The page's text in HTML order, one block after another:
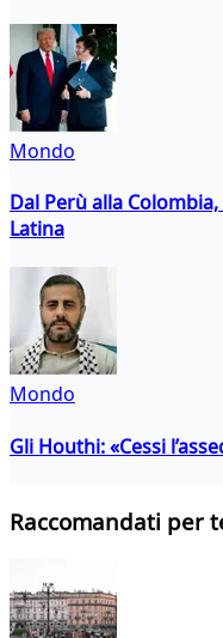
Mondo
Dal Perù alla
Latina
Mondo
Gli Houthi: «Cessi
Raccomandati per